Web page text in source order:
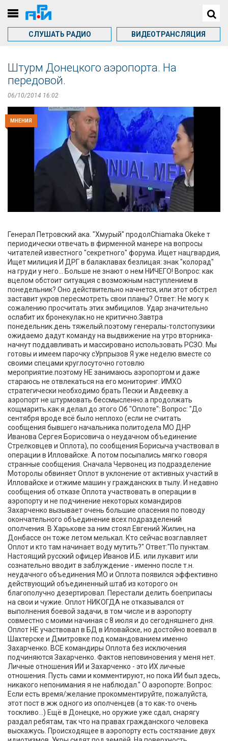
СЛУШАТЬ РАДИО ВИДЕОТРАНСЛЯЦИЯ
Штурм Донецкого аэропорта. На
передовой.
06/10/2014 16:02
МНЕНИЯ
Генерал Петровский ака. "Хмурый" продолChiamaka Okeke т
периодически отвечать в фирменной манере на вопросы
читателей известного "секретного" форума. Ищет нацгвардия,
Ищет милиция И ДРГ в балаклавах безлицая: знак "колорад"
на груди у него... Больше не знают о нем НИЧЕГО! Вопрос: как
вцелом обстоит ситуация с возможным наступлением в
понедельник? Оно действительно начнется, или этот обстрел
заставит укров пересмотреть свои планы? Ответ: Не могу к
сожалению просчитать этих эмбицилов. Удар значительно
ослабит их бронекулак.но не критично.Завтра
понедельник.день тяжелый.поэтому генералы-толстопузики
ожидаемо дадут команду на выдвижение на утро вторника-
начнут поддавливать и массировано использовать РСЗО. Мы
готовы и имеем парочку сУрпрызов Я уже неделю вместе со
своими спецами круглосуточно готовлю
мероприятие.поэтому НЕ занимаюсь аэропортом и даже
стараюсь не отвлекаться на его мониторинг. ИМХО
стратегически необходимо брать Пески и Авдеевку.а
аэропорт не штурмовать бессмысленно.а продолжать
кощмарить.как я делал до этого Об "Оплоте": Вопрос: "До
сентября вроде всё было неплохо (если не считать
сообщения бывшего начальника политодела МО ДНР
Иванова Сергея Борисовича о неудачном объединение
Стрелковцев и Оплота), по сообщения Борисыча участвовал в
операции в Илловайске. А потом посыпались мягко говоря
странные сообщения. Сначала Червонец из подразделение
Моторолы обвиняет Оплот в уклонение от активных участий в
Илловайске и отжиме машин у гражданских в тылу. И недавно
сообщения об отказе Оплота участвовать в операции в
аэропорту и не подчинение некоторых командиров
Захарченко вызывает очень большие опасения по поводу
окончательного объединение всех подразделений
ополчения. В Харькове за ним стоял Евгений Жилин, на
Донбассе он тоже летом мелькал. Кто сейчас возглавляет
Оплот и кто там начинает воду мутить?" Ответ:"По пунктам.
Настоящий русский офицер Иванов И.Б. или лукавит или
сознательно вводит в заблуждение - именно после т.н.
неудачного объединения МО и Оплота появился эффективно
действующий объединенный штаб из которого он
благополучно дезертировал. Перестали делить боеприпасы
на свои и чужие. Оплот НИКОГДА не отказывался от
выполнения боевой задачи, в том числе и в аэропорту
совместно с моими начиная с 8 июля и до сегодняшнего дня.
Оплот НЕ участвовал в БД в Иловайске, но достойно воевал в
Шахтерске и Дмитровке под командованием именно
Захарченко. ВСЕ командиры Оплота без исключения
подчиняются Захарченко. Фактов неповиновения у меня нет.
Личные отношения ИИ и Захарченко - это ИХ личные
отношения. Пусть сами и комментируют, но пока ИИ был здесь,
никакого непонимания я не наблюдал." О аэропорте: Вопрос:
Если есть время/желание прокомментируйте, пожалуйста,
этот пост в жж одного из ополченцев (а то как-то очень
тоскливо...) Ещё в Донецке, но оружие уже сдал, снарягу
раздал ребятам, так что на правах гражданского человека
выскажусь. Происходящее в аэропорту есть состязание двух